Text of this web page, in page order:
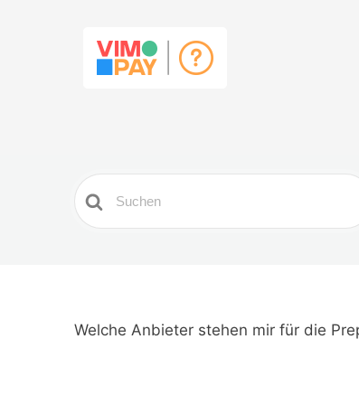
Search
For
Welche Anbieter stehen mir für die